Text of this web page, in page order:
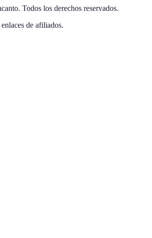
. Todos los derechos reservados.
de afiliados.